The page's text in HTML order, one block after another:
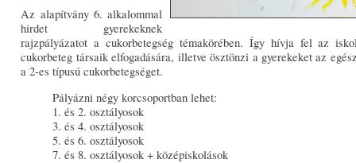
Az alapítvány 6. alkalommal
hirdet gyerekeknek
rajzpályázatot a cukorbetegség témakörében. Így hívja fel az
cukorbeteg társaik elfogadására, illetve ösztönzi a gyerekeket az
a 2-es típusú cukorbetegséget.
Pályázni négy korcsoportban lehet:
1. és 2. osztályosok
3. és 4. osztályosok
5. és 6. osztályosok
7. és 8. osztályosok + középiskolások